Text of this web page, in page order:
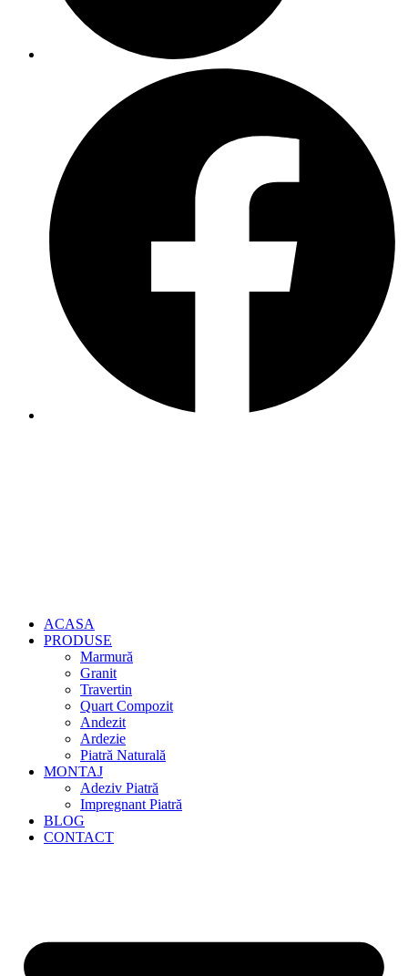
ACASA
PRODUSE
Marmură
Granit
Travertin
Quart Compozit
Andezit
Ardezie
Piatră Naturală
MONTAJ
Adeziv Piatră
Impregnant Piatră
BLOG
CONTACT